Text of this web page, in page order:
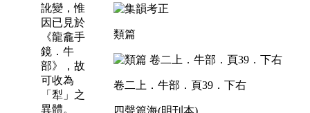
訛變，惟
因已見於
《龍龕手
鏡．牛
部》，故
可收為
「犁」之
異體。
類篇
卷二上．牛部．頁39．下右
四聲篇海(明刊本)